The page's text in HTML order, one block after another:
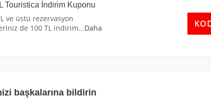
Touristica İndirim Kuponu
ve üstü rezervasyon
de 100 TL indirim...Daha
başkalarına bildirin